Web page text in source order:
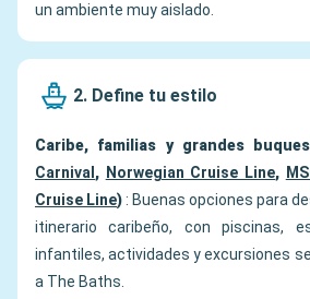
un ambiente muy aislado.
2. Define tu estilo
Caribe, familias y grandes
Carnival , Norwegian Cruise Line,
Cruise Line): Buenas opciones para
itinerario caribeño, con piscinas,
infantiles, actividades y excursiones
a The Baths.